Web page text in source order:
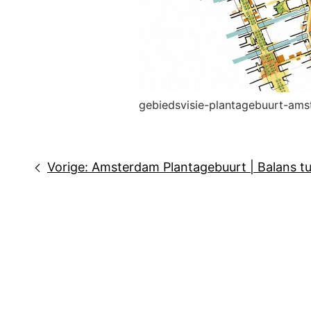
gebiedsvisie-plantagebuurt-
Bericht
Vorige: Amsterdam Plantagebuurt | Balans